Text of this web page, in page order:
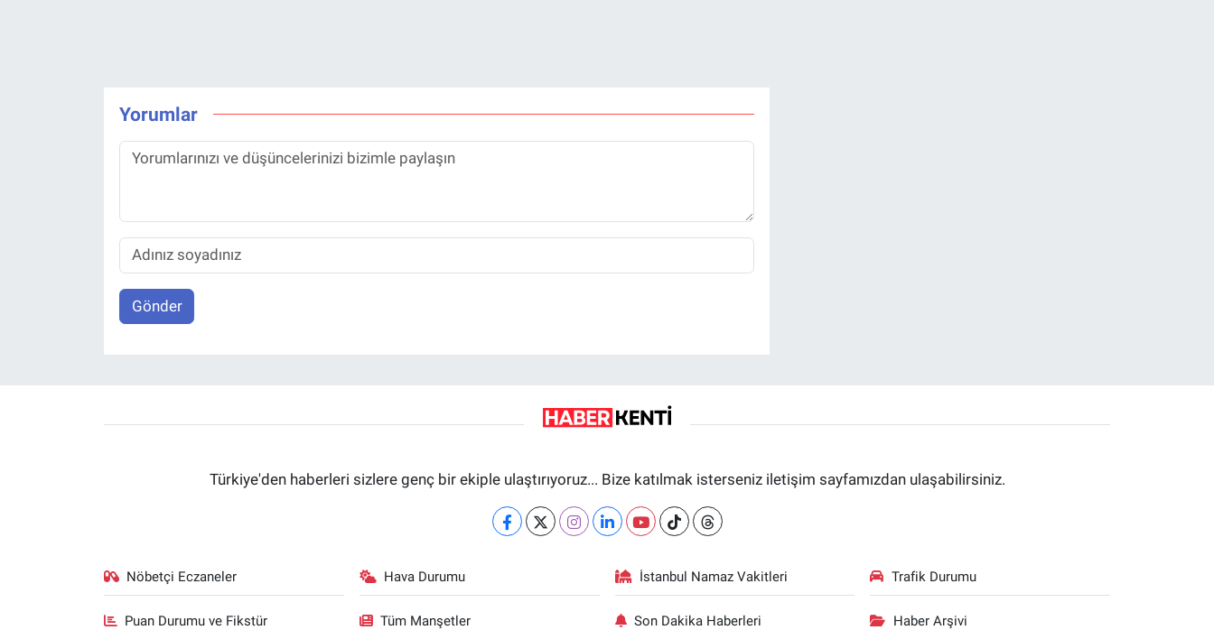
Yorumlar
Gönder
Türkiye'den haberleri sizlere genç bir ekiple ulaştırıyoruz... Bize katılmak isterseniz iletişim sayfamızdan ulaşabilirsiniz.
Nöbetçi Eczaneler Hava Durumu İstanbul Namaz Vakitleri Trafik Durumu
Puan Durumu ve Fikstür Tüm Manşetler Son Dakika Haberleri Haber Arşivi